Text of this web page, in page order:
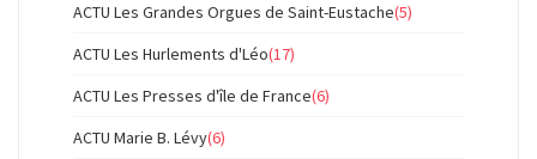
ACTU Les Grandes Orgues de Saint-Eustache(5)
ACTU Les Hurlements d'Léo(17)
ACTU Les Presses d'île de France(6)
ACTU Marie B. Lévy(6)